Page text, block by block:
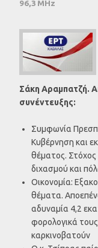
96,3 MHz
Σάκη Αραμπατζή.
συνέντευξης:
Συμφωνία
Κυβέρνηση και
θέματος. Στόχος
διχασμού και
Οικονομία:
θέματα.
αδυναμία 4,2
φορολογικά
καρκινοβατούν